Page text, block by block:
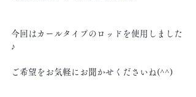
今回はカールタイプのロッドを使用しました
♪
ご希望をお気軽にお聞かせくださいね(^^)